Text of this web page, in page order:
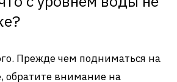
Прежде чем подниматься на
обратите внимание на